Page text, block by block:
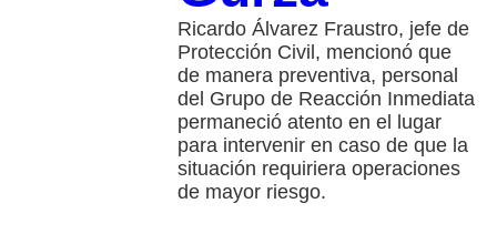
Ricardo Álvarez Fraustro, jefe de
Protección Civil, mencionó que
de manera preventiva, personal
del Grupo de Reacción Inmediata
permaneció atento en el lugar
para intervenir en caso de que la
situación requiriera operaciones
de mayor riesgo.